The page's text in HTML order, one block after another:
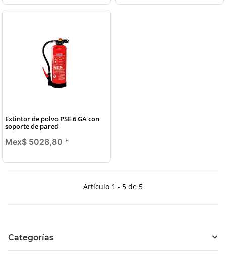
Extintor de polvo PSE 6 GA con
soporte de pared
Mex$ 5028,80 *
Artículo 1 - 5 de 5
Categorías